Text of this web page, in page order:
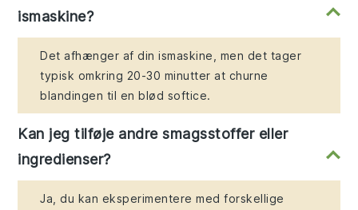
ismaskine?
Det afhænger af din ismaskine, men det tager
typisk omkring 20-30 minutter at churne
blandingen til en blød softice.
Kan jeg tilføje andre smagsstoffer eller
ingredienser?
Ja, du kan eksperimentere med forskellige